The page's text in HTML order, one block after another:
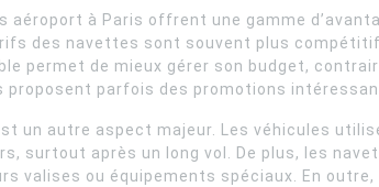
aéroport à Paris offrent une gamme
des navettes sont souvent plus
permet de mieux gérer son budget,
proposent parfois des promotions
un autre aspect majeur. Les véhicules
surtout après un long vol. De plus, les
valises ou équipements spéciaux. En